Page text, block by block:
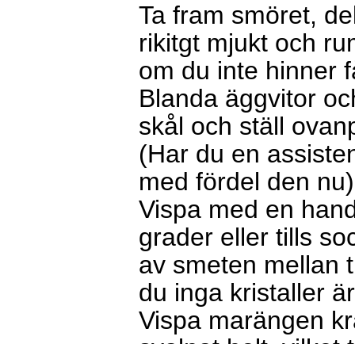
Ta fram smöret,
rikitgt mjukt och
om du inte hinner
Blanda äggvitor
skål och ställ
(Har du en
med fördel den
Vispa med en
grader eller tills
av smeten mellan
du inga kristaller
Vispa marängen